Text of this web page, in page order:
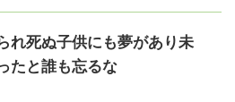
れ死ぬ子供にも夢があり未
たと誰も忘るな